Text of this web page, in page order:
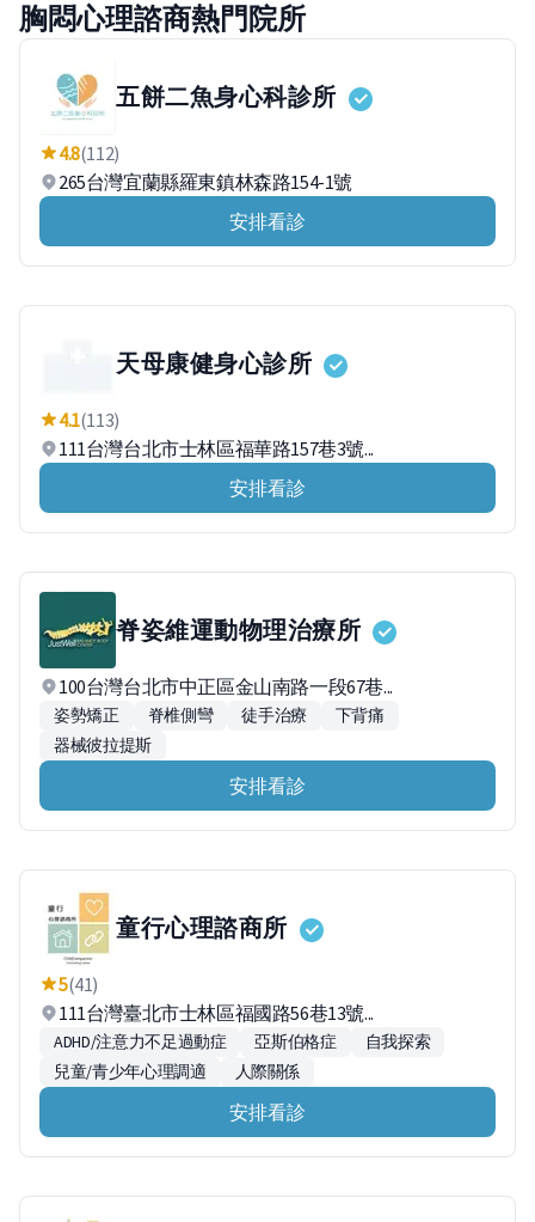
胸悶心理諮商熱門院所
五餅二魚身心科診所
4.8(112)
265台灣宜蘭縣羅東鎮林森路154-1號
安排看診
天母康健身心診所
4.1(113)
111台灣台北市士林區福華路157巷3號...
安排看診
脊姿維運動物理治療所
100台灣台北市中正區金山南路一段67巷...
姿勢矯正 脊椎側彎 徒手治療
下背痛
器械彼拉提斯
安排看診
童行心理諮商所
5(41)
111台灣臺北市士林區福國路56巷13號...
ADHD/注意力不足過動症 亞斯伯格症
自我探索
兒童/青少年心理調適
人際關係
安排看診